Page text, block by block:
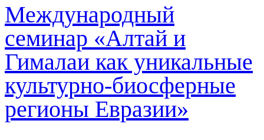
Международный
семинар «Алтай и
Гималаи как уникальные
культурно-биосферные
регионы Евразии»